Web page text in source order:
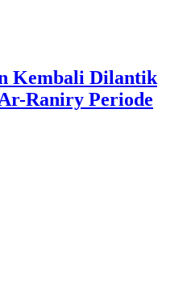
Kembali Dilantik
Raniry Periode